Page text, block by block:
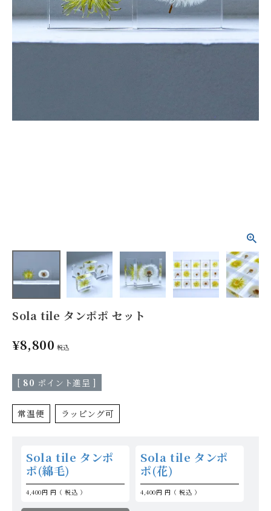
Sola tile タンポポ セット
¥8,800 税込
[ 80 ポイント進呈 ]
常温便 ラッピング可
Sola tile タンポ
ポ(綿毛)
4,400円 税込
Sola tile タンポ
ポ(花)
4,400円 税込